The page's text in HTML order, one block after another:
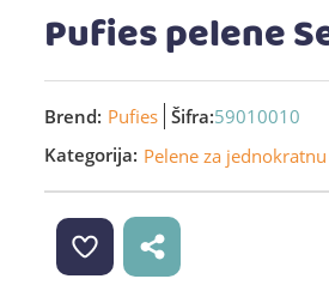
Pufies pelene
Brend: Pufies Šifra:59010010
Kategorija: Pelene za